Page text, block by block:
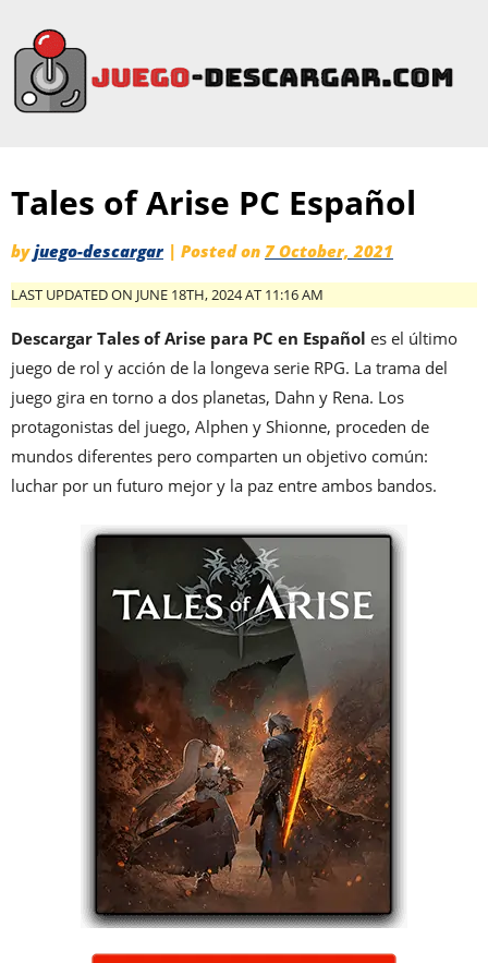
Tales of Arise PC Español
byjuego-descargar | Posted on 7 October, 2021
LAST UPDATED ON JUNE 18TH, 2024 AT 11:16 AM
Descargar Tales of Arise para PC en Español es el último
juego de rol y acción de la longeva serie RPG. La trama del
juego gira en torno a dos planetas, Dahn y Rena. Los
protagonistas del juego, Alphen y Shionne, proceden de
mundos diferentes pero comparten un objetivo común:
luchar por un futuro mejor y la paz entre ambos bandos.